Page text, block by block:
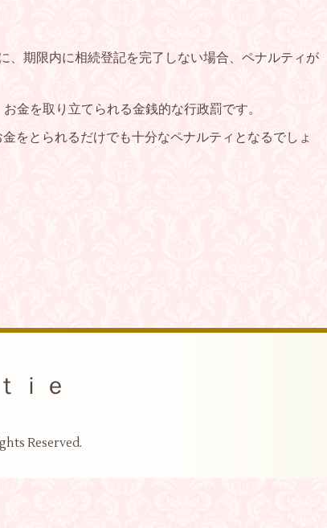
、期限内に相続登記を完了しない場合、ペナルティが
金を取り立てられる金銭的な行政罰です。
をとられるだけでも十分なペナルティとなるでしょ
ｉｅ
Reserved.